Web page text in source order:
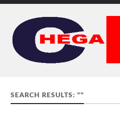
SEARCH RESULTS: ""